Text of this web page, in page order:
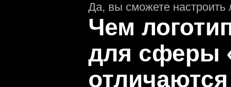
Да, вы сможете настроить
Чем
для сферы